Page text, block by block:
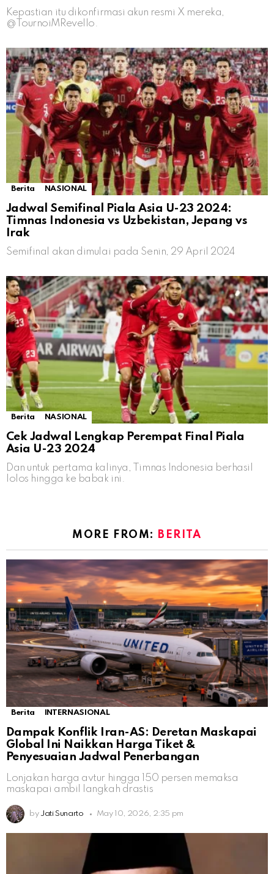
Kepastian itu dikonfirmasi akun resmi X mereka,
@TournoiMRevello.
Berita NASIONAL
Jadwal Semifinal Piala Asia U-23 2024:
Timnas Indonesia vs Uzbekistan, Jepang vs
Irak
Semifinal akan dimulai pada Senin, 29 April 2024
Berita NASIONAL
Cek Jadwal Lengkap Perempat Final Piala
Asia U-23 2024
Dan untuk pertama kalinya, Timnas Indonesia berhasil
lolos hingga ke babak ini.
MORE FROM: BERITA
Berita INTERNASIONAL
Dampak Konflik Iran-AS: Deretan Maskapai
Global Ini Naikkan Harga Tiket &
Penyesuaian Jadwal Penerbangan
Lonjakan harga avtur hingga 150 persen memaksa
maskapai ambil langkah drastis
by Jati Sunarto May 10, 2026, 2:35 pm